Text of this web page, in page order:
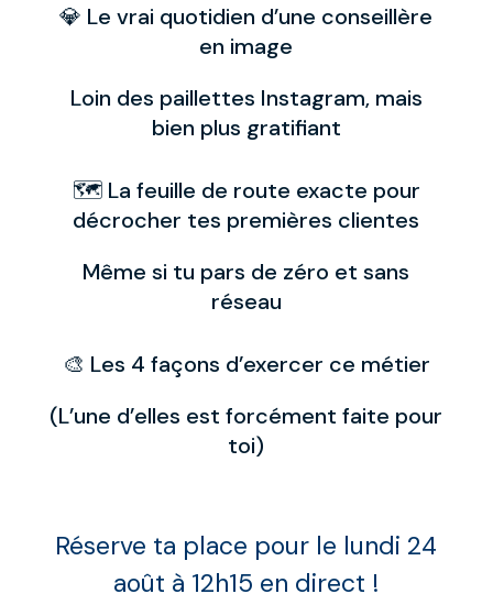
💎 Le vrai quotidien d’une conseillère
en image
Loin des paillettes Instagram, mais
bien plus gratifiant
🗺️ La feuille de route exacte pour
décrocher tes premières clientes
Même si tu pars de zéro et sans
réseau
🎨 Les 4 façons d’exercer ce métier
(L’une d’elles est forcément faite pour
toi)
Réserve ta place pour le lundi 24
août à 12h15 en direct !